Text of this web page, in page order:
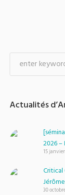
Actualités
2026
15
30